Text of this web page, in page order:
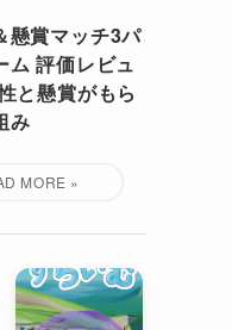
懸賞マッチ3パ
ム 評価レビュ
と懸賞がもら
み